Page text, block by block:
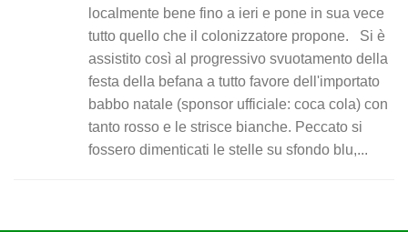
localmente bene fino a ieri e pone in sua vece
tutto quello che il colonizzatore propone. Si è
assistito così al progressivo svuotamento della
festa della befana a tutto favore dell'importato
babbo natale (sponsor ufficiale: coca cola) con
tanto rosso e le strisce bianche. Peccato si
fossero dimenticati le stelle su sfondo blu,...